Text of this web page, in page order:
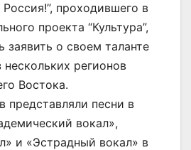
проходившего в
проекта “Культура”,
заявить о своем таланте
регионов
Востока.
представляли песни в
вокал»,
и «Эстрадный вокал» в